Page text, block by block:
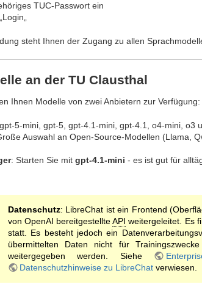
TUC-Passwort ein
steht Ihnen der Zugang zu allen
an der TU Clausthal
Ihnen Modelle von zwei Anbietern zur Verfügung:
5-mini, gpt-5, gpt-4.1-mini, gpt-4.1, o4-mini, o3
Auswahl an Open-Source-Modellen (Llama,
: Starten Sie mit gpt-4.1-mini - es ist gut für
Datenschutz: LibreChat ist ein Frontend
von OpenAI bereitgestellteAPI weitergeleitet. Es
statt. Es besteht jedoch ein
übermittelten Daten nicht für
weitergegeben werden. Siehe
Datenschutzhinweise zu LibreChat verwiesen.